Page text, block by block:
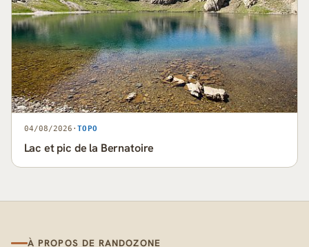
04/08/2026 · TOPO
Lac et pic de la Bernatoire
À PROPOS DE RANDOZONE